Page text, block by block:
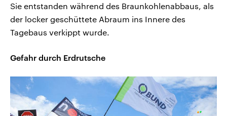
Sie entstanden während des Braunkohlenabbaus, als
der locker geschüttete Abraum ins Innere des
Tagebaus verkippt wurde.
Gefahr durch Erdrutsche